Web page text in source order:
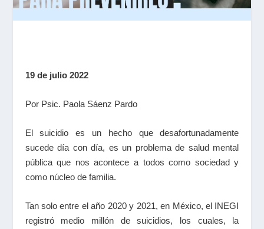
19 de julio 2022
Por Psic. Paola Sáenz Pardo
El suicidio es un hecho que desafortunadamente
sucede día con día, es un problema de salud mental
pública que nos acontece a todos como sociedad y
como núcleo de familia.
Tan solo entre el año 2020 y 2021, en México, el INEGI
registró medio millón de suicidios, los cuales, la